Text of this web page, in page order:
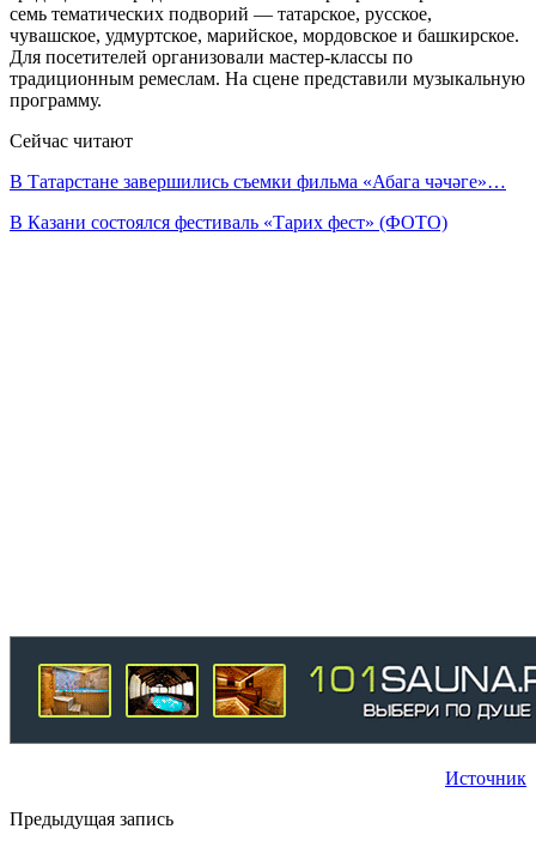
семь тематических подворий — татарское, русское,
чувашское, удмуртское, марийское, мордовское и башкирское.
Для посетителей организовали мастер-классы по
традиционным ремеслам. На сцене представили музыкальную
программу.
Сейчас читают
В Татарстане завершились съемки фильма «Абага чәчәге»…
В Казани состоялся фестиваль «Тарих фест» (ФОТО)
Источник
Предыдущая запись